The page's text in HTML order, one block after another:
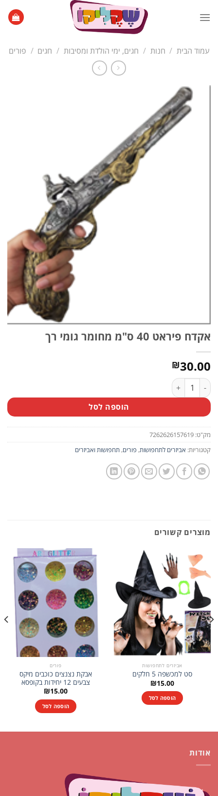
עמוד הבית / חנות / חגים, ימי הולדת ומסיבות / חגים / פורים
אקדח פיראט 40 ס"מ מחומר גומי רך
₪30.00
כמות של אקדח פיראט 40 ס"מ מחומר גומי רך
הוספה לסל
מק"ט: 7262626157619
קטגוריות: אביזרים לתחפושות, פורים, תחפושות ואביזרים
מוצרים קשורים
אביזרים לתחפושות
סט למכשפה 5 חלקים
₪15.00
הוספה לסל
פורים
אבקת נצנצים כוכבים מיקס
צבעים 12 יחידות בקופסא
₪15.00
הוספה לסל
אודות